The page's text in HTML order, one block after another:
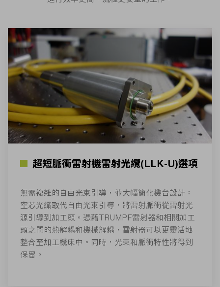
超短脈衝雷射機雷射光纜(LLK-U)選項
無需複雜的自由光束引導，並大幅簡化機台設計：
空芯光纖取代自由光束引導，將雷射脈衝從雷射光
源引導到加工頭。憑藉TRUMPF雷射器和相關加工
頭之間的熱解耦和機械解耦，雷射器可以更靈活地
整合至加工機床中。同時，光束和脈衝特性將得到
保留。